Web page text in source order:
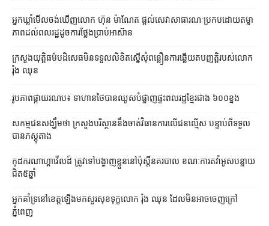
អ្នកឃ្លាំមើល​ចង់​ឃើញ​លោក ហ៊ុន ម៉ាណែត ផ្ដល់​សេវា​សាធារណៈ​ប្រកបដោយ​តម្លា
ភាព​ដល់​ពលរដ្ឋ​ដូច​ការ​ថ្លែង​ប្រាប់​អាស៊ាន
ក្រសួងយុត្តិធម៌​បដិសេធ​មិន​ទទួល​លិខិត​ស្នើសុំ​ពន្លឿន​ការ​ឆ្លើយតប​ញត្តិ​របស់​លោក
រ៉ុង ឈុន
រូបភាពផ្កាយរណប៖ ទាហានថៃបានឈូសបំផ្លាញផ្ទះពលរដ្ឋខ្មែរជាង ៦០០ខ្នង
សកម្មជនសង្ឃឹមថា ក្រសួងបរិស្ថាននឹងចាត់វិធានការលើជនល្មើស បន្ទាប់ពីទទួល
បានភស្ដុតាង
កូដករណាហ្គាវើលដ៍ ត្រូវទៅបង្ហាញខ្លួននៅប៉ុស្ដិ៍នគរបាល ខណៈការតវ៉ាអូសបន្លាយ
ជិត៥ឆ្នាំ
អ្នកគាំទ្រនៅខេត្តឡើងមកសួរសុខទុក្ខលោក រ៉ុង ឈុន ដែលមិនអាចចេញក្រៅ
ភ្នំពេញ